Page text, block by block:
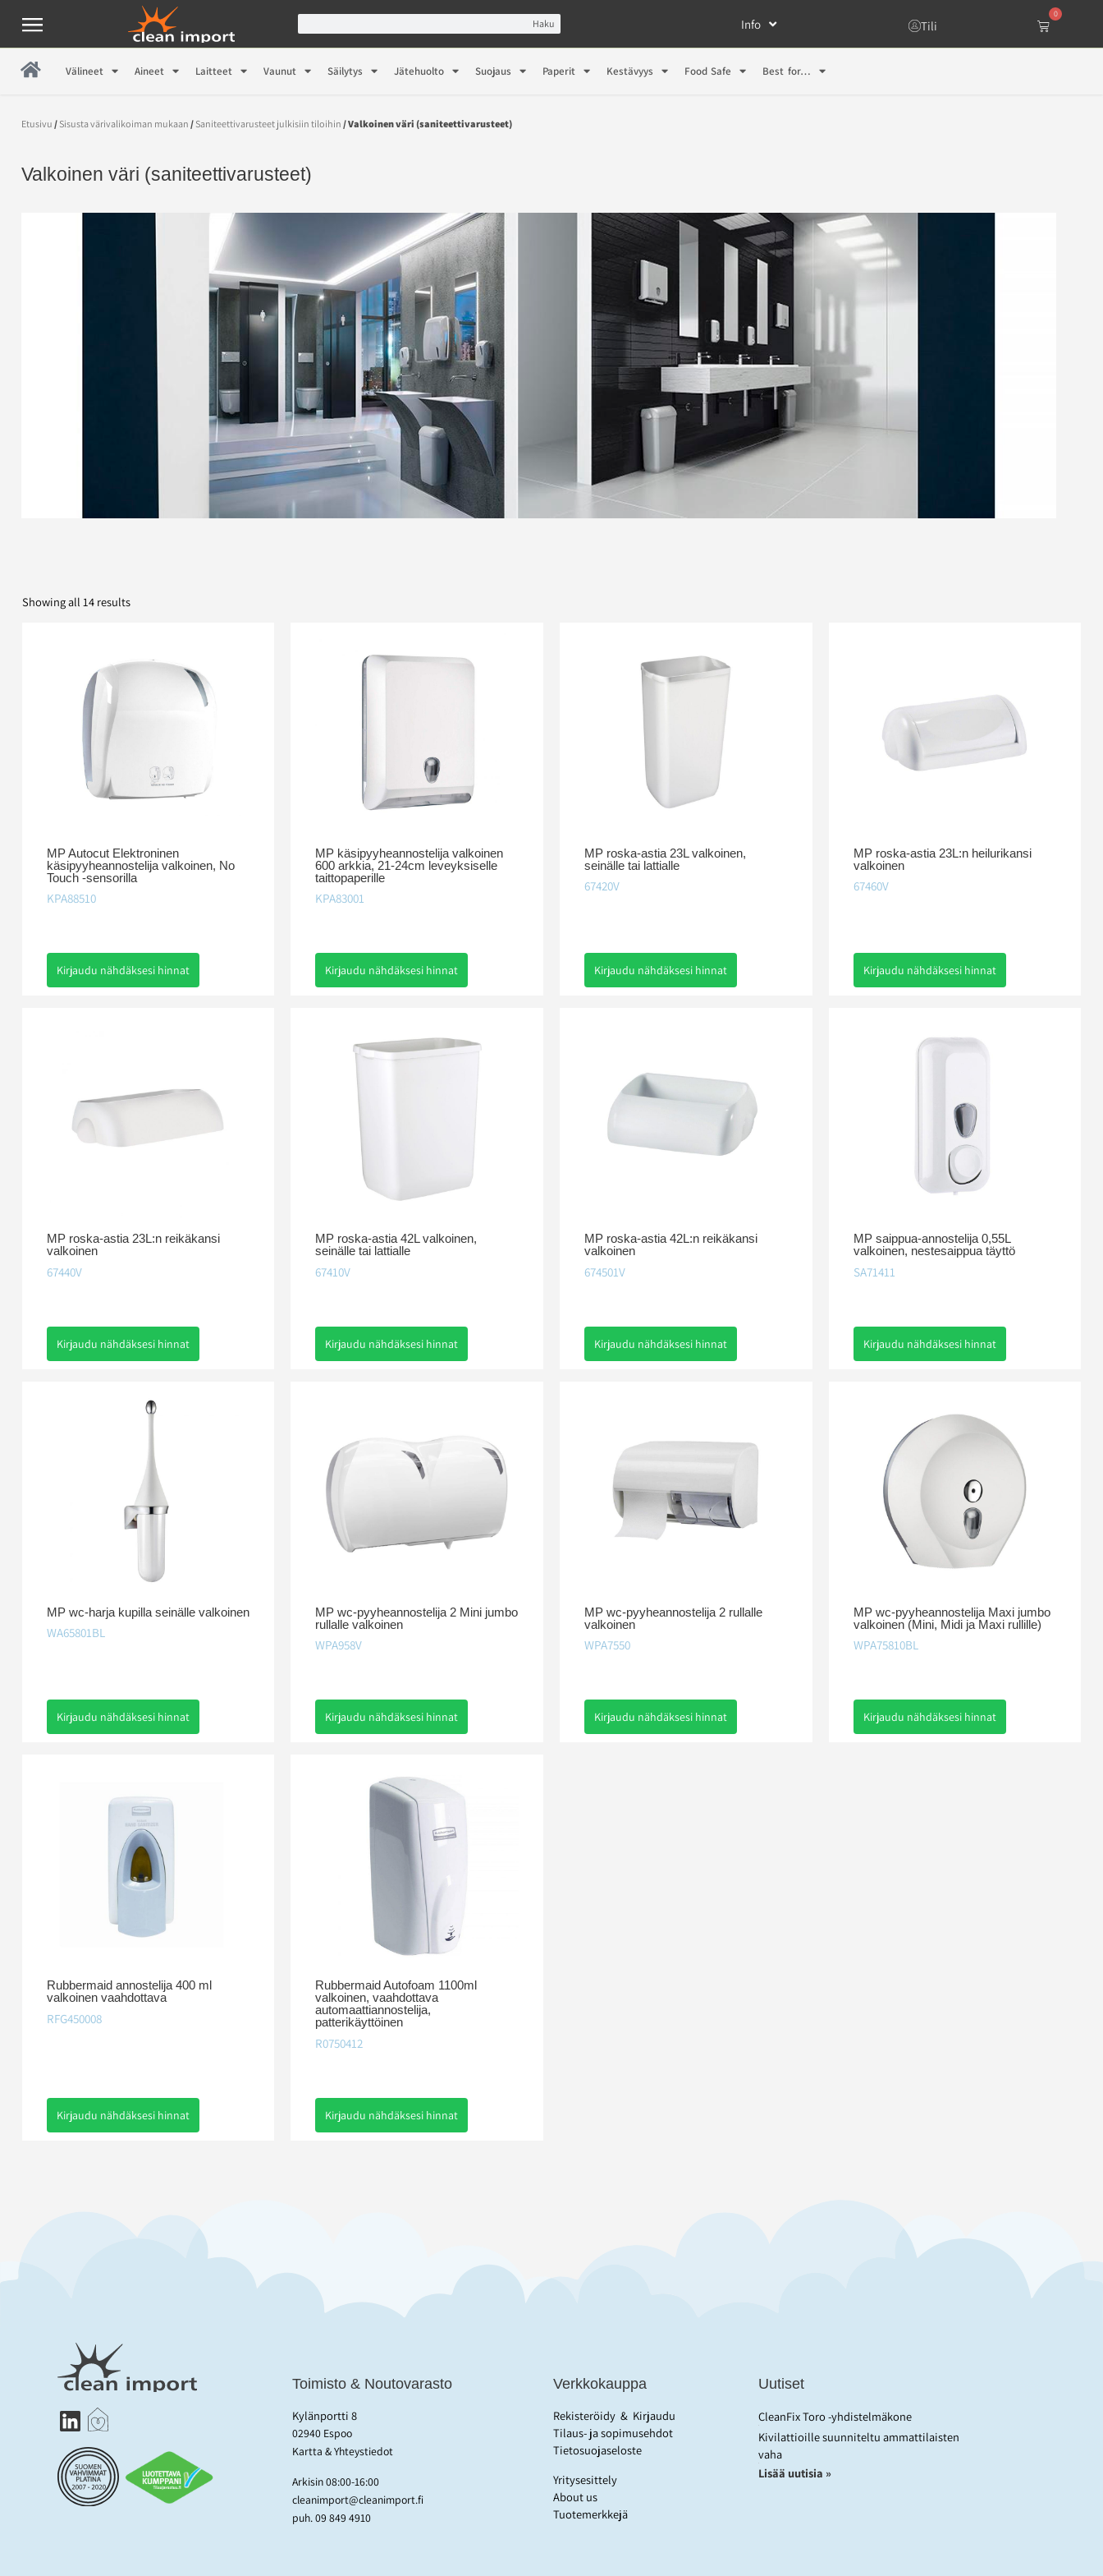
Haku Info Tili
0
Välineet Aineet Laitteet Vaunut Säilytys Jätehuolto Suojaus Paperit Kestävyys Food Safe Best for…
Etusivu / Sisusta värivalikoiman mukaan / Saniteettivarusteet julkisiin tiloihin / Valkoinen väri (saniteettivarusteet)
Valkoinen väri (saniteettivarusteet)
Showing all 14 results
MP Autocut Elektroninen
käsipyyheannostelija valkoinen, No
Touch -sensorilla
KPA88510
Kirjaudu nähdäksesi hinnat
MP käsipyyheannostelija valkoinen
600 arkkia, 21-24cm leveyksiselle
taittopaperille
KPA83001
Kirjaudu nähdäksesi hinnat
MP roska-astia 23L valkoinen,
seinälle tai lattialle
67420V
Kirjaudu nähdäksesi hinnat
MP roska-astia 23L:n heilurikansi
valkoinen
67460V
Kirjaudu nähdäksesi hinnat
MP roska-astia 23L:n reikäkansi
valkoinen
67440V
Kirjaudu nähdäksesi hinnat
MP roska-astia 42L valkoinen,
seinälle tai lattialle
67410V
Kirjaudu nähdäksesi hinnat
MP roska-astia 42L:n reikäkansi
valkoinen
674501V
Kirjaudu nähdäksesi hinnat
MP saippua-annostelija 0,55L
valkoinen, nestesaippua täyttö
SA71411
Kirjaudu nähdäksesi hinnat
MP wc-harja kupilla seinälle valkoinen
WA65801BL
Kirjaudu nähdäksesi hinnat
MP wc-pyyheannostelija 2 Mini jumbo
rullalle valkoinen
WPA958V
Kirjaudu nähdäksesi hinnat
MP wc-pyyheannostelija 2 rullalle
valkoinen
WPA7550
Kirjaudu nähdäksesi hinnat
MP wc-pyyheannostelija Maxi jumbo
valkoinen (Mini, Midi ja Maxi rullille)
WPA75810BL
Kirjaudu nähdäksesi hinnat
Rubbermaid annostelija 400 ml
valkoinen vaahdottava
RFG450008
Kirjaudu nähdäksesi hinnat
Rubbermaid Autofoam 1100ml
valkoinen, vaahdottava
automaattiannostelija,
patterikäyttöinen
R0750412
Kirjaudu nähdäksesi hinnat
Toimisto & Noutovarasto
Kylänportti 8
02940 Espoo
Kartta & Yhteystiedot
Arkisin 08:00-16:00
cleanimport@cleanimport.fi
puh. 09 849 4910
Verkkokauppa
Rekisteröidy& Kirjaudu
Tilaus- ja sopimusehdot
Tietosuojaseloste
Yritysesittely
About us
Tuotemerkkejä
Uutiset
CleanFix Toro -yhdistelmäkone
Kivilattioille suunniteltu ammattilaisten
vaha
Lisää uutisia »